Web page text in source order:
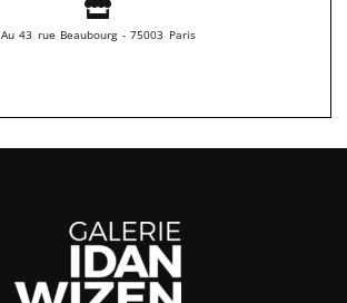
Au 43 rue Beaubourg - 75003 Paris